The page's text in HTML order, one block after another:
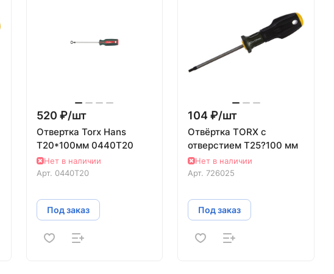
520 ₽/шт
Отвертка Torx Hans
T20*100мм 0440T20
Нет в наличии
Арт. 0440T20
Под заказ
104 ₽/шт
Отвёртка TORX с
отверстием T25?100 мм
Нет в наличии
Арт. 726025
Под заказ